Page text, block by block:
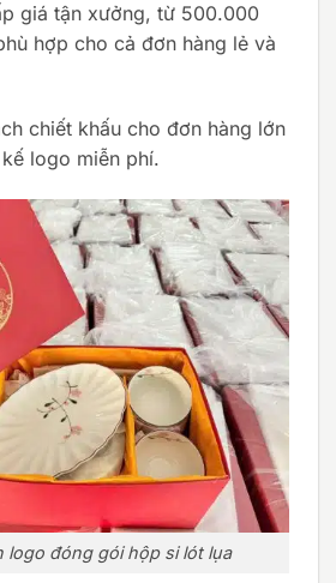
giá tận xưởng, từ 500.000
hợp cho cả đơn hàng lẻ và
chiết khấu cho đơn hàng lớn
logo miễn phí.
logo đóng gói hộp si lót lụa